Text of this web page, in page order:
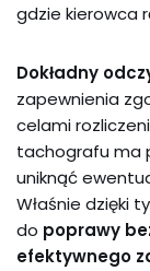
gdzie kierowca
Dokładny
zapewnienia
celami
tachografu ma
uniknąć
Właśnie dzięki
do poprawy
efektywnego